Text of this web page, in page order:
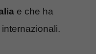
e che ha